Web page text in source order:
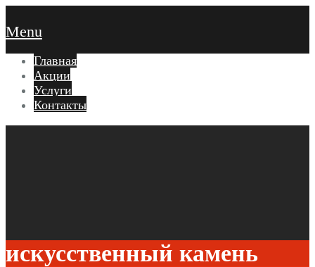
Menu
Главная
Акции
Услуги
Контакты
искусственный камень